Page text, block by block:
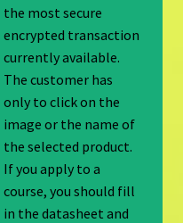
the most secure
encrypted transaction
currently available.
The customer has
only to click on the
image or the name of
the selected product.
If you apply to a
course, you should fill
in the datasheet and